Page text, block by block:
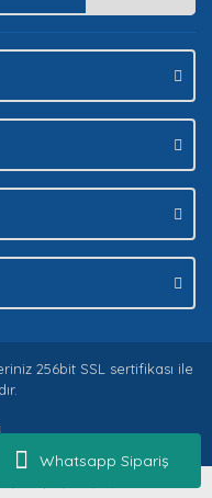
Whatsapp Sipariş
256bit SSL sertifikası ile